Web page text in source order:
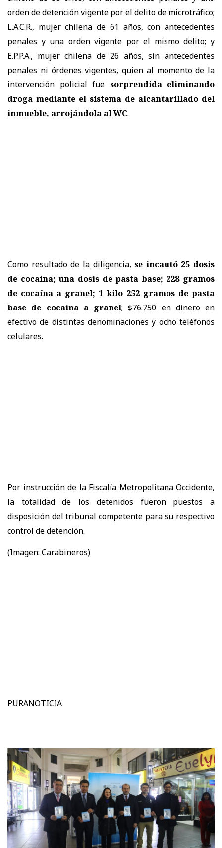
orden de detención vigente por el delito de microtráfico;
L.A.C.R., mujer chilena de 61 años, con antecedentes
penales y una orden vigente por el mismo delito; y
E.P.P.A., mujer chilena de 26 años, sin antecedentes
penales ni órdenes vigentes, quien al momento de la
intervención policial fue sorprendida eliminando
droga mediante el sistema de alcantarillado del
inmueble, arrojándola al WC.
Como resultado de la diligencia,se incautó 25 dosis
de cocaína; una dosis de pasta base; 228 gramos
de cocaína a granel; 1 kilo 252 gramos de pasta
base de cocaína a granel; $76.750 en dinero en
efectivo de distintas denominaciones y ocho teléfonos
celulares.
Por instrucción de la Fiscalía Metropolitana Occidente,
la totalidad de los detenidos fueron puestos a
disposición del tribunal competente para su respectivo
control de detención.
(Imagen: Carabineros)
PURANOTICIA